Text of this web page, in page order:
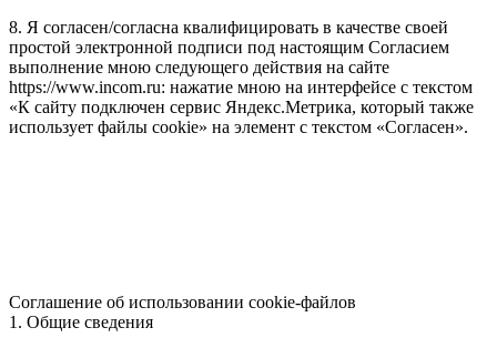
8. Я согласен/согласна квалифицировать в качестве своей
простой электронной подписи под настоящим Согласием
выполнение мною следующего действия на сайте
https://www.incom.ru: нажатие мною на интерфейсе с текстом
«К сайту подключен сервис Яндекс.Метрика, который также
использует файлы cookie» на элемент с текстом «Согласен».
Соглашение об использовании cookie-файлов
1. Общие сведения